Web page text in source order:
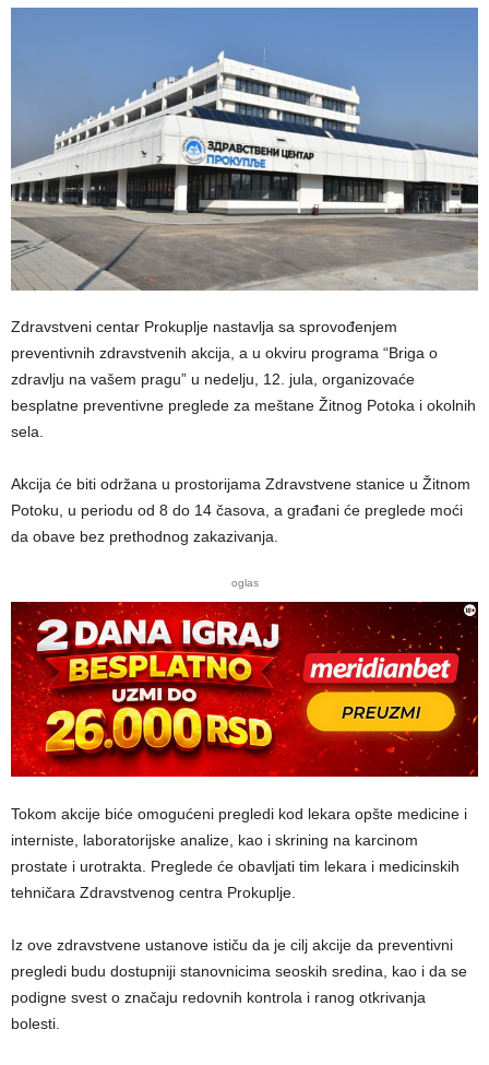
Zdravstveni centar Prokuplje nastavlja sa sprovođenjem
preventivnih zdravstvenih akcija, a u okviru programa “Briga o
zdravlju na vašem pragu” u nedelju, 12. jula, organizovaće
besplatne preventivne preglede za meštane Žitnog Potoka i okolnih
sela.
Akcija će biti održana u prostorijama Zdravstvene stanice u Žitnom
Potoku, u periodu od 8 do 14 časova, a građani će preglede moći
da obave bez prethodnog zakazivanja.
oglas
Tokom akcije biće omogućeni pregledi kod lekara opšte medicine i
interniste, laboratorijske analize, kao i skrining na karcinom
prostate i urotrakta. Preglede će obavljati tim lekara i medicinskih
tehničara Zdravstvenog centra Prokuplje.
Iz ove zdravstvene ustanove ističu da je cilj akcije da preventivni
pregledi budu dostupniji stanovnicima seoskih sredina, kao i da se
podigne svest o značaju redovnih kontrola i ranog otkrivanja
bolesti.